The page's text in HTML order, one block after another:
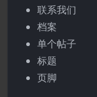
联系我们
档案
单个帖子
标题
页脚